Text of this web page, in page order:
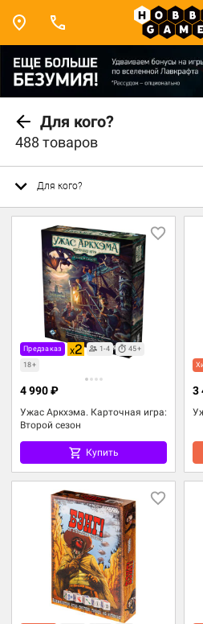
Для кого?
488 товаров
Для кого?
Предзаказ 1-4
45+
18+
Ужас Аркхэма. Карточная игра:
Второй сезон
4 990 ₽
Купить
3